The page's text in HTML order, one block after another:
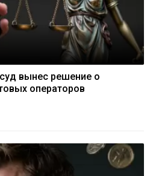
вынес решение о
операторов